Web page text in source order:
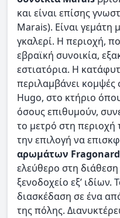
και είναι επίσης
Marais). Είναι γεμάτη
γκαλερί. Η περιοχή,
εβραϊκή συνοικία,
εστιατόρια. Η
περιλαμβάνει
Hugo, στο κτήριο
όσους επιθυμούν,
το μετρό στη
την επιλογή να
αρωμάτων
ελεύθερο στη
ξενοδοχείο εξ’
διασκέδαση σε ένα
της πόλης.